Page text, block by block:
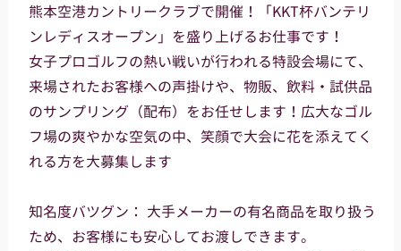
熊本空港カントリークラブで開催！「KKT杯バンテリ
ンレディスオープン」を盛り上げるお仕事です！
女子プロゴルフの熱い戦いが行われる特設会場にて、
来場されたお客様への声掛けや、物販、飲料・試供品
のサンプリング（配布）をお任せします！広大なゴル
フ場の爽やかな空気の中、笑顔で大会に花を添えてく
れる方を大募集します
知名度バツグン： 大手メーカーの有名商品を取り扱う
ため、お客様にも安心してお渡しできます。